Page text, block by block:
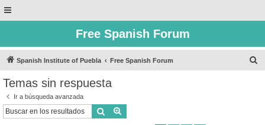
Free Spanish Forum
Spanish Institute of Puebla Free Spanish Forum
Temas sin respuesta
Ir a búsqueda avanzada
Buscar